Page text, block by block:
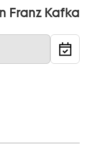
Franz Kafka